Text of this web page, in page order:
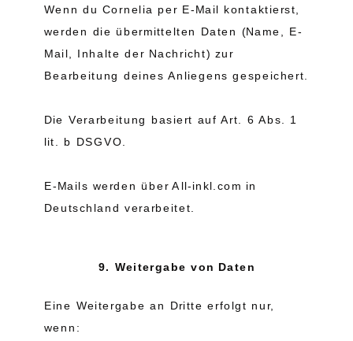
Wenn du Cornelia per E-Mail kontaktierst,
werden die übermittelten Daten (Name, E-
Mail, Inhalte der Nachricht) zur
Bearbeitung deines Anliegens gespeichert.
Die Verarbeitung basiert auf Art. 6 Abs. 1
lit. b DSGVO.
E-Mails werden über All-inkl.com in
Deutschland verarbeitet.
9. Weitergabe von Daten
Eine Weitergabe an Dritte erfolgt nur,
wenn: